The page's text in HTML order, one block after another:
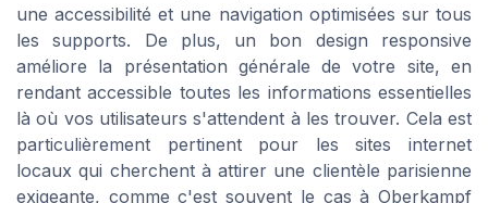
une accessibilité et une navigation optimisées sur tous
les supports. De plus, un bon design responsive
améliore la présentation générale de votre site, en
rendant accessible toutes les informations essentielles
là où vos utilisateurs s'attendent à les trouver. Cela est
particulièrement pertinent pour les sites internet
locaux qui cherchent à attirer une clientèle parisienne
exigeante, comme c'est souvent le cas à Oberkampf